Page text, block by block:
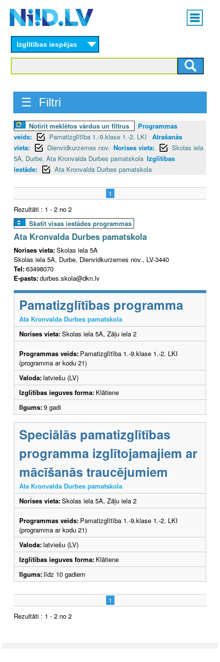
content
Main
menu
Izglītības iespējas
☰ Filtri
Notīrīt meklētos vārdus un filtrus
Programmas
veids:
Pamatizglītība 1.-9.klase 1.-2. LKI
Atrašanās
vieta:
Dienvidkurzemes nov. Norises vieta:
Skolas iela
5A, Durbe, Ata Kronvalda Durbes pamatskola Izglītības
iestāde:
Ata Kronvalda Durbes pamatskola
1
Rezultāti : 1 - 2 no 2
Skatīt visas iestādes programmas
Ata Kronvalda Durbes pamatskola
Norises vieta:Skolas iela 5A
Skolas iela 5A, Durbe, Dienvidkurzemes nov., LV-3440
Tel:63498070
E-pasts:durbes.skola@dkn.lv
Pamatizglītības programma
Ata Kronvalda Durbes pamatskola
Norises vieta:Skolas iela 5A, Zāļu iela 2
Programmas veids: Pamatizglītība 1.-9.klase 1.-2. LKI
(programma ar kodu 21)
Valoda:latviešu (LV)
Izglītības ieguves forma: Klātiene
Ilgums:9 gadi
Speciālās pamatizglītības
programma izglītojamajiem ar
mācīšanās traucējumiem
Ata Kronvalda Durbes pamatskola
Norises vieta:Skolas iela 5A, Zāļu iela 2
Programmas veids: Pamatizglītība 1.-9.klase 1.-2. LKI
(programma ar kodu 21)
Valoda:latviešu (LV)
Izglītības ieguves forma: Klātiene
Ilgums:līdz 10 gadiem
1
Rezultāti : 1 - 2 no 2